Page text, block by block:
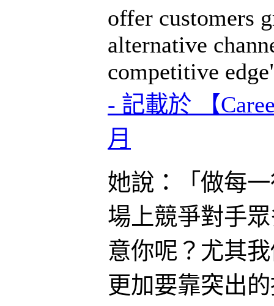
offer customers
alternative
competitive
- 記載於 【
月
她說：「做每
場上競爭對手
意你呢？尤其
更加要靠突出